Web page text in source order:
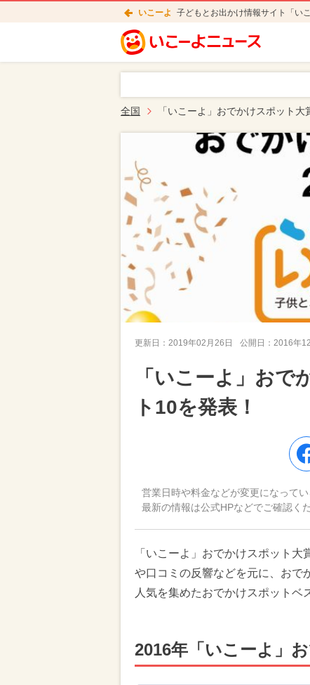
いこーよ 子どもとお出かけ情報サイト「い
全国 「いこーよ」おでかけスポット
更新日： 2019年02月26日 公開日： 2016年
「いこーよ」おで
ト10を発表！
営業日時や料金などが変更になってい
最新の情報は公式HPなどでご確認くだ
「いこーよ」おでかけスポット
や口コミの反響などを元に、おで
人気を集めたおでかけスポットベ
2016年「いこーよ」